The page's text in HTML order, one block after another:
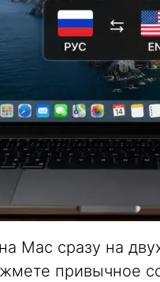
Mac сразу на
привычное